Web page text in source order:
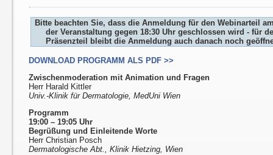
Bitte beachten Sie, dass die Anmeldung für den Webinarteil
der Veranstaltung gegen 18:30 Uhr geschlossen wird - für
Präsenzteil bleibt die Anmeldung auch danach noch
DOWNLOAD PROGRAMM ALS PDF >>
Zwischenmoderation mit Animation und Fragen
Herr Harald Kittler
Univ.-Klinik für Dermatologie, MedUni Wien
Programm
19:00 – 19:05 Uhr
Begrüßung und Einleitende Worte
Herr Christian Posch
Dermatologische Abt., Klinik Hietzing, Wien